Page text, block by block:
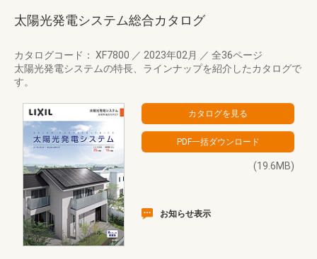
太陽光発電システム総合カタログ
カタログコード： XF7800 ／ 2023年02月 ／ 全36ページ
太陽光発電システムの特長、ラインナップを紹介したカタログで
す。
(19.6MB)
お知らせ表示